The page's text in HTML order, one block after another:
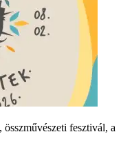
fesztivál, a